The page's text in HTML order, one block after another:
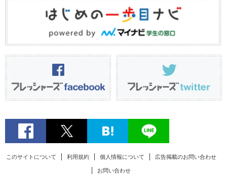
このサイトについて 利用規約 個人情報について 広告掲載のお問い合わせ
お問い合わせ